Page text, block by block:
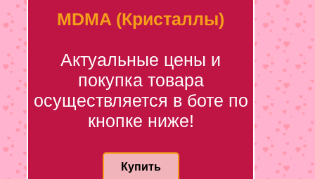
MDMA (Кристаллы)
Актуальные цены и
покупка товара
осуществляется в боте по
кнопке ниже!
Купить